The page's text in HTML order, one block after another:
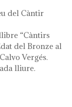
del Càntir
“Càntirs
del Bronze al
Vergés.
lliure.